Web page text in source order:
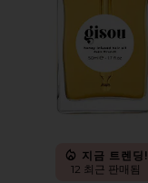
지금 트렌딩!
12 최근 판매됨